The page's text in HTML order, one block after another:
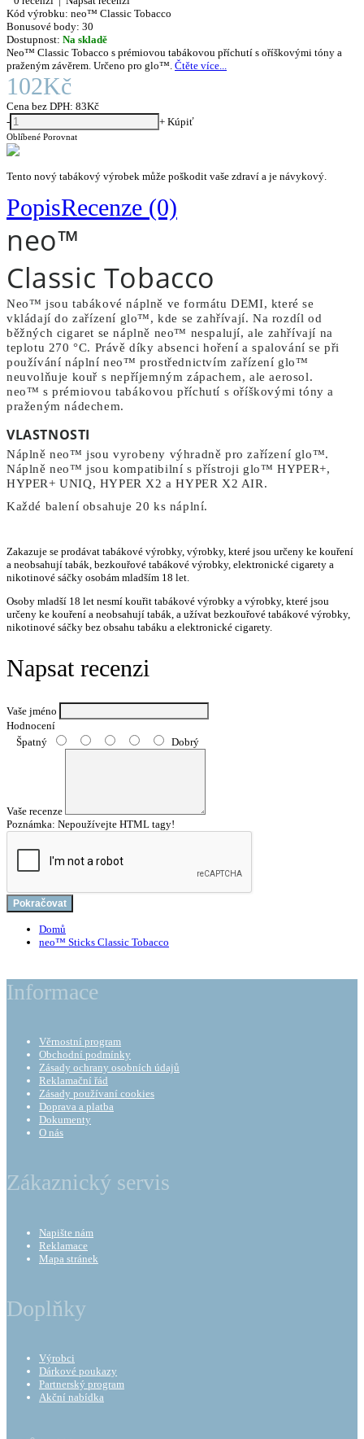
Kód výrobku: neo™ Classic Tobacco
Bonusové body: 30
Dostupnost: Na skladě
Neo™ Classic Tobacco s prémiovou tabákovou příchutí s oříškovými tóny a
praženým závěrem. Určeno pro glo™. Čtěte více...
102Kč
Cena bez DPH: 83Kč
-
+ Kúpiť
Oblíbené Porovnat
Tento nový tabákový výrobek může poškodit vaše zdraví a je návykový.
PopisRecenze (0)
neo™
Classic Tobacco
Neo™ jsou tabákové náplně ve formátu DEMI, které se
vkládají do zařízení glo™, kde se zahřívají. Na rozdíl od
běžných cigaret se náplně neo™ nespalují, ale zahřívají na
teplotu 270 °C. Právě díky absenci hoření a spalování se při
používání náplní neo™ prostřednictvím zařízení glo™
neuvolňuje kouř s nepříjemným zápachem, ale aerosol.
neo™ s prémiovou tabákovou příchutí s oříškovými tóny a
praženým nádechem.
VLASTNOSTI
Náplně neo™ jsou vyrobeny výhradně pro zařízení glo™.
Náplně neo™ jsou kompatibilní s přístroji glo™ HYPER+,
HYPER+ UNIQ, HYPER X2 a HYPER X2 AIR.
Každé balení obsahuje 20 ks náplní.
Zakazuje se prodávat tabákové výrobky, výrobky, které jsou určeny ke kouření
a neobsahují tabák, bezkouřové tabákové výrobky, elektronické cigarety a
nikotinové sáčky osobám mladším 18 let.
Osoby mladší 18 let nesmí kouřit tabákové výrobky a výrobky, které jsou
určeny ke kouření a neobsahují tabák, a užívat bezkouřové tabákové výrobky,
nikotinové sáčky bez obsahu tabáku a elektronické cigarety.
Napsat recenzi
Vaše jméno
Hodnocení
Špatný
Dobrý
Vaše recenze
Poznámka: Nepoužívejte HTML tagy!
Pokračovat
Domů
neo™ Sticks Classic Tobacco
Informace
Věrnostní program
Obchodní podmínky
Zásady ochrany osobních údajů
Reklamační řád
Zásady používaní cookies
Doprava a platba
Dokumenty
O nás
Zákaznický servis
Napište nám
Reklamace
Mapa stránek
Doplňky
Výrobci
Dárkové poukazy
Partnerský program
Akční nabídka